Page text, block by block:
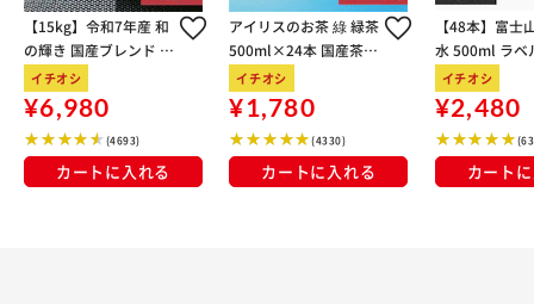
【15kg】令和7年産 和
の輝き 国産ブレンド 5
kg×3袋
イチオシ
¥6,980
(4693)
カートに入れる
アイリスのお茶 綠 緑茶
500ml×24本 国産茶葉
100％使用
イチオシ
¥1,780
(4330)
カートに入れる
【48本】富士
水 500ml ラベ
イチオシ
¥2,480
カート